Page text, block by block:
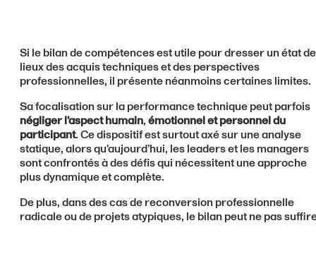
Si le bilan de compétences est utile pour dresser un état
lieux des acquis techniques et des perspectives
professionnelles, il présente néanmoins certaines limites.
Sa focalisation sur la performance technique peut parfois
négliger l’aspect humain,émotionnel et personnel du
participant. Ce dispositif est surtout axé sur une analyse
statique, alors qu’aujourd’hui, les leaders et les managers
sont confrontés à des défis qui nécessitent une approche
plus dynamique et complète.
De plus, dans des cas de reconversion professionnelle
radicale ou de projets atypiques, le bilan peut ne pas